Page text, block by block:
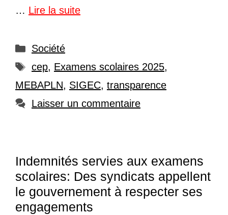
… Lire la suite
Catégories
Société
Étiquettes
cep, Examens scolaires 2025,
MEBAPLN, SIGEC, transparence
Laisser un commentaire
Indemnités servies aux examens
scolaires: Des syndicats appellent
le gouvernement à respecter ses
engagements